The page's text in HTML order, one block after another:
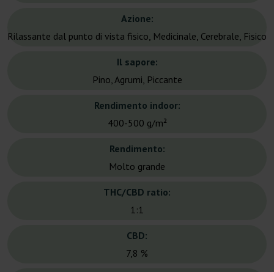
Azione:
Rilassante dal punto di vista fisico, Medicinale, Cerebrale, Fisico
Il sapore:
Pino, Agrumi, Piccante
Rendimento indoor:
400-500 g/m²
Rendimento:
Molto grande
THC/CBD ratio:
1:1
CBD:
7,8 %